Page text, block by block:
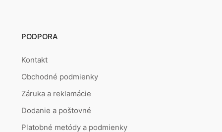
PODPORA
Kontakt
Obchodné podmienky
Záruka a reklamácie
Dodanie a poštovné
Platobné metódy a podmienky